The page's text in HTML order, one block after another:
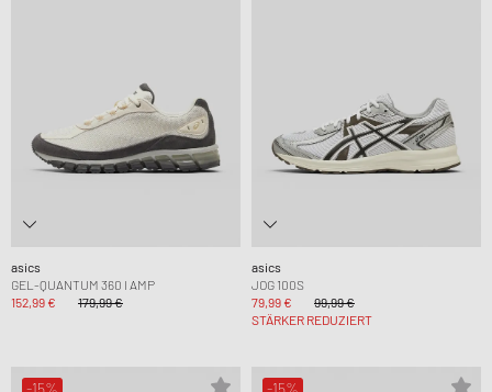
asics
GEL-QUANTUM 360 I AMP
152,99 €
179,99 €
asics
JOG 100S
79,99 €
99,99 €
STÄRKER REDUZIERT
-15% -15%